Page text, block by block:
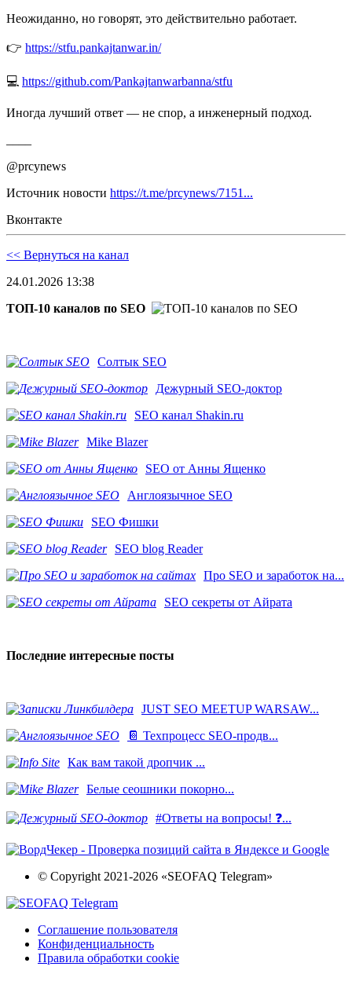
Неожиданно, но говорят, это действительно работает.
👉 https://stfu.pankajtanwar.in/
💻 https://github.com/Pankajtanwarbanna/stfu
Иногда лучший ответ — не спор, а инженерный подход.
@prcynews
Источник новости https://t.me/prcynews/7151...
Вконтакте
<< Вернуться на канал
24.01.2026 13:38
ТОП-10 каналов по SEO
Солтык SEO
Дежурный SEO-доктор
SEO канал Shakin.ru
Mike Blazer
SEO от Анны Ященко
Англоязычное SEO
SEO Фишки
SEO blog Reader
Про SEO и заработок на...
SEO секреты от Айрата
Последние интересные посты
JUST SEO MEETUP WARSAW...
📔 Техпроцесс SEO-продв...
Как вам такой дропчик ...
Белые сеошники покорно...
#Ответы на вопросы! ❓...
© Copyright 2021-2026 «SEOFAQ Telegram»
Соглашение пользователя
Конфиденциальность
Правила обработки cookie